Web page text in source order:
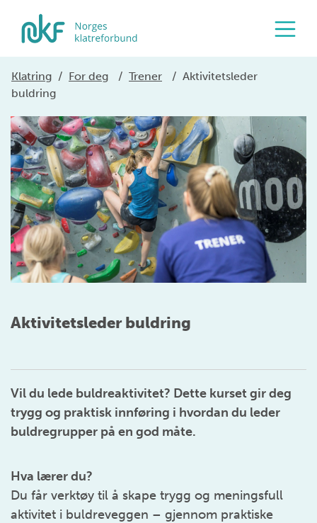
Klatring / For deg / Trener / Aktivitetsleder
buldring
Aktivitetsleder buldring
Vil du lede buldreaktivitet? Dette kurset gir deg
trygg og praktisk innføring i hvordan du leder
buldregrupper på en god måte.
Hva lærer du?
Du får verktøy til å skape trygg og meningsfull
aktivitet i buldreveggen – gjennom praktiske